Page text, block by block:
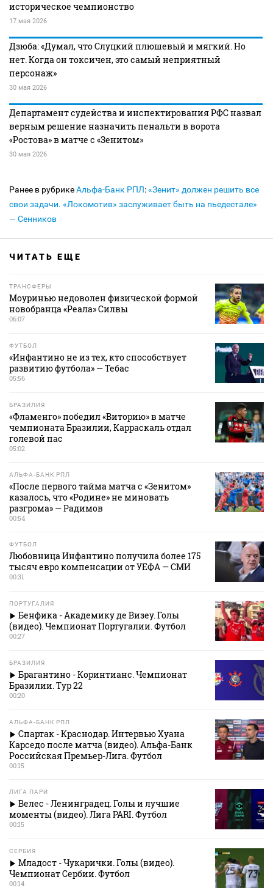
историческое чемпионство
17 мая 2026
Дзюба: «Думал, что Слуцкий плюшевый и мягкий. Но
нет. Когда он токсичен, это самый неприятный
персонаж»
30 мая 2026
Департамент судейства и инспектирования РФС назвал
верным решение назначить пенальти в ворота
«Ростова» в матче с «Зенитом»
30 мая 2026
Ранее в рубрикеАльфа-Банк РПЛ:«Зенит» должен решить все
свои задачи. «Локомотив» заслуживает быть на пьедестале»
— Сенников
ЧИТАТЬ ЕЩЕ
ТРАНСФЕРЫ
Моуринью недоволен физической формой
новобранца «Реала» Силвы
06:07
ФУТБОЛ
«Инфантино не из тех, кто способствует
развитию футбола» — Тебас
05:56
БРАЗИЛИЯ
«Фламенго» победил «Виторию» в матче
чемпионата Бразилии, Карраскаль отдал
голевой пас
05:02
АЛЬФА-БАНК РПЛ
«После первого тайма матча с «Зенитом»
казалось, что «Родине» не миновать
разгрома» — Радимов
00:54
ФУТБОЛ
Любовница Инфантино получила более 175
тысяч евро компенсации от УЕФА — СМИ
00:31
ПОРТУГАЛИЯ
Бенфика - Академику де Визеу. Голы
(видео). Чемпионат Португалии. Футбол
00:27
БРАЗИЛИЯ
Брагантино - Коринтианс. Чемпионат
Бразилии. Тур 22
00:20
АЛЬФА-БАНК РПЛ
Спартак - Краснодар. Интервью Хуана
Карседо после матча (видео). Альфа-Банк
Российская Премьер-Лига. Футбол
00:15
ЛИГА ПАРИ
Велес - Ленинградец. Голы и лучшие
моменты (видео). Лига PARI. Футбол
00:15
СЕРБИЯ
Младост - Чукарички. Голы (видео).
Чемпионат Сербии. Футбол
00:14